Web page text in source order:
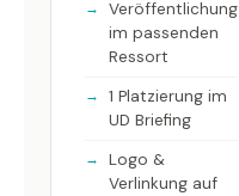
Veröffentlichung
im passenden
Ressort
1 Platzierung im
UD Briefing
Logo &
Verlinkung auf